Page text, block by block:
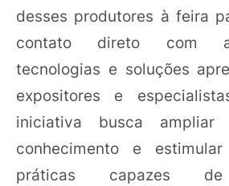
desses produtores à feira
contato direto com
tecnologias e soluções
expositores e
iniciativa busca
conhecimento e
práticas capazes